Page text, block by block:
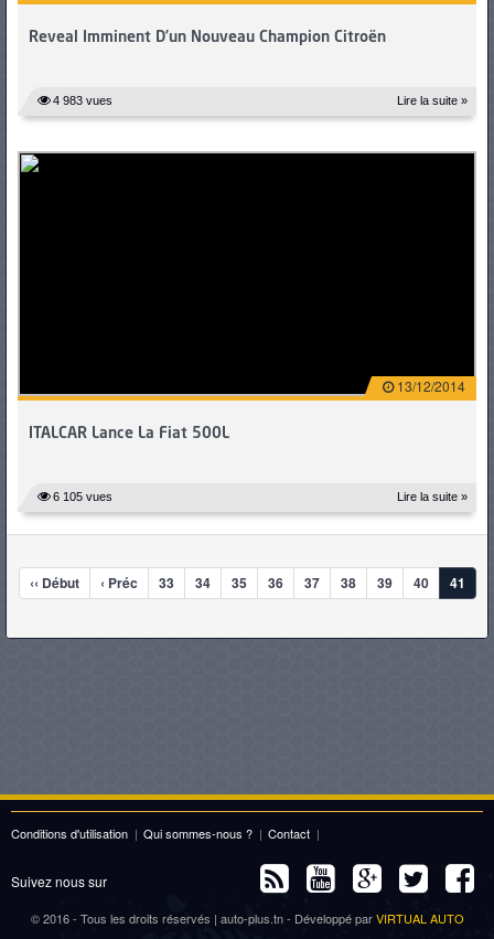
Reveal Imminent D’un Nouveau Champion Citroën
4 983 vues Lire la suite »
13/12/2014
ITALCAR Lance La Fiat 500L
6 105 vues Lire la suite »
‹‹ Début ‹ Préc 33 34 35 36 37 38 39 40 41
Conditions d'utilisation | Qui sommes-nous ? | Contact |
Suivez nous sur
© 2016 - Tous les droits réservés | auto-plus.tn - Développé parVIRTUAL AUTO